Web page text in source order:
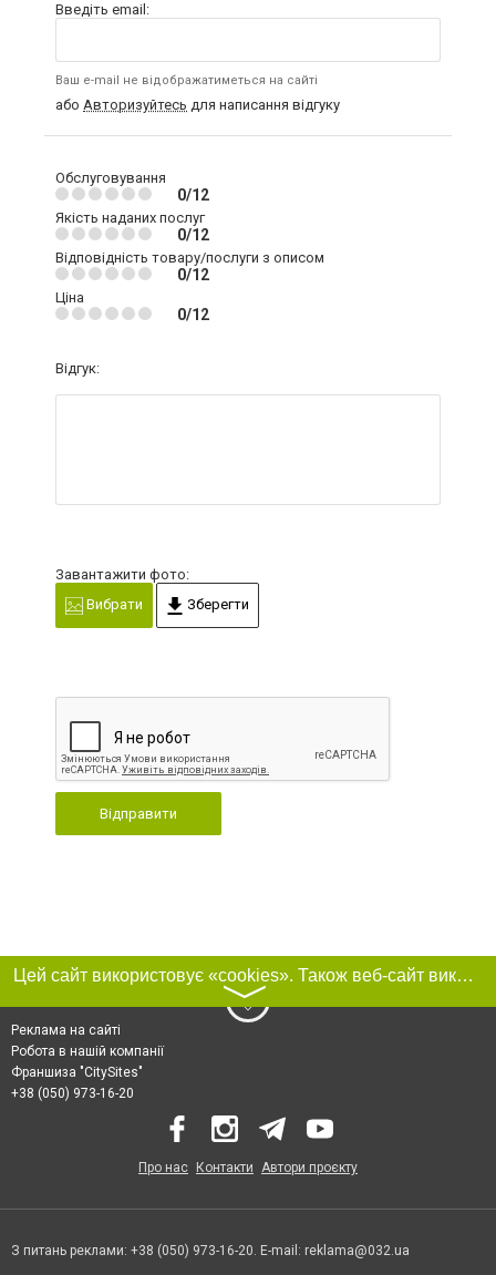
Введіть email:
Ваш e-mail не відображатиметься на сайті
або Авторизуйтесь для написання відгуку
Обслуговування
0/12
Якість наданих послуг
0/12
Відповідність товару/послуги з описом
0/12
Ціна
0/12
Відгук:
Завантажити фото:
Вибрати
Зберегти
Відправити
Цей сайт використовує «cookies». Також веб-сайт використовує інтернет-сервіс для збору технічних даних стосовно відвідувачів з метою отримання маркетингової та статистичної інформації. Умови обробки даних відвідувачів сайту див.
〉
Реклама на сайті
Робота в нашій компанії
Франшиза "CitySites"
+38 (050) 973-16-20
Про нас Контакти Автори проєкту
З питань реклами: +38 (050) 973-16-20. E-mail: reklama@032.ua